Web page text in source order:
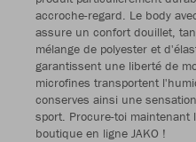
accroche-regard. Le body
assure un confort douillet,
mélange de polyester et
garantissent une liberté de
microfines transportent
conserves ainsi une
sport. Procure-toi
boutique en ligne JAKO !